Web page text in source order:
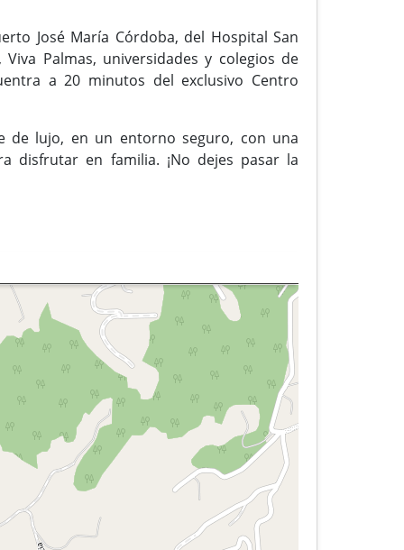
José María Córdoba, del Hospital San
Palmas, universidades y colegios de
a 20 minutos del exclusivo Centro
de lujo, en un entorno seguro, con una
disfrutar en familia. ¡No dejes pasar la